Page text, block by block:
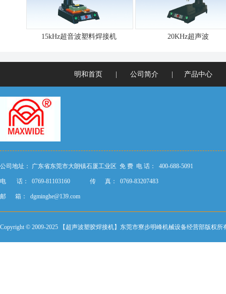
15kHz超音波塑料焊接机 20KHz超声波
明和首页 公司简介 产品中心
公司地址： 广东省东莞市大朗镇石厦工业区 免 费 电 话： 400-688-5091
电 话： 0769-81103160 传 真： 0769-83207483
邮 箱： dgminghe@139.com
Copyright © 2009-2025 【超声波塑胶焊接机】东莞市寮步明峰机械设备经营部版权